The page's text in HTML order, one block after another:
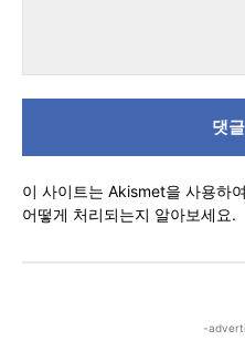
이 사이트는 Akismet을 사용하
어떻게 처리되는지 알아보세요.
-